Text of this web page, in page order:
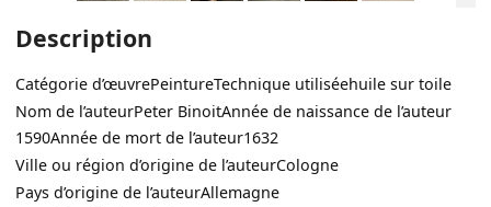
Description
Catégorie d’œuvrePeintureTechnique utiliséehuile sur toile
Nom de l’auteurPeter BinoitAnnée de naissance de l’auteur
1590Année de mort de l’auteur1632
Ville ou région d’origine de l’auteurCologne
Pays d’origine de l’auteurAllemagne